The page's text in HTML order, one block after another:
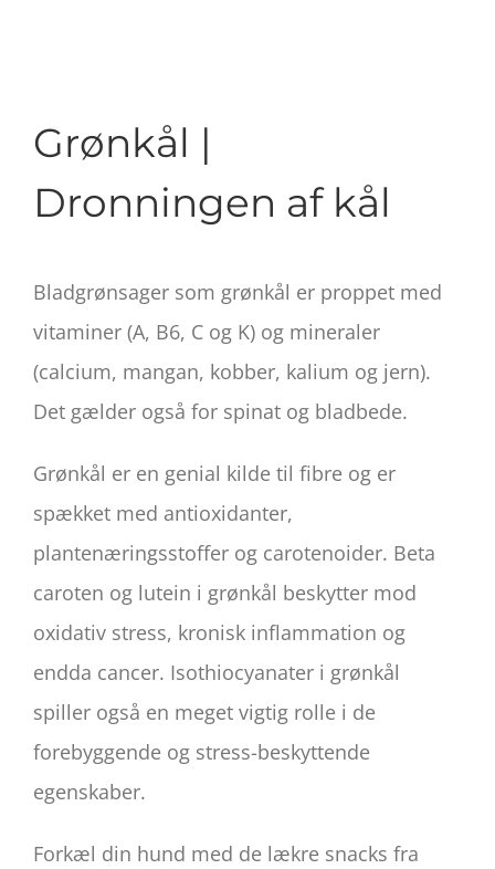
Grønkål |
Dronningen af kål
Bladgrønsager som grønkål er proppet med
vitaminer (A, B6, C og K) og mineraler
(calcium, mangan, kobber, kalium og jern).
Det gælder også for spinat og bladbede.
Grønkål er en genial kilde til fibre og er
spækket med antioxidanter,
plantenæringsstoffer og carotenoider. Beta
caroten og lutein i grønkål beskytter mod
oxidativ stress, kronisk inflammation og
endda cancer. Isothiocyanater i grønkål
spiller også en meget vigtig rolle i de
forebyggende og stress-beskyttende
egenskaber.
Forkæl din hund med de lækre snacks fra